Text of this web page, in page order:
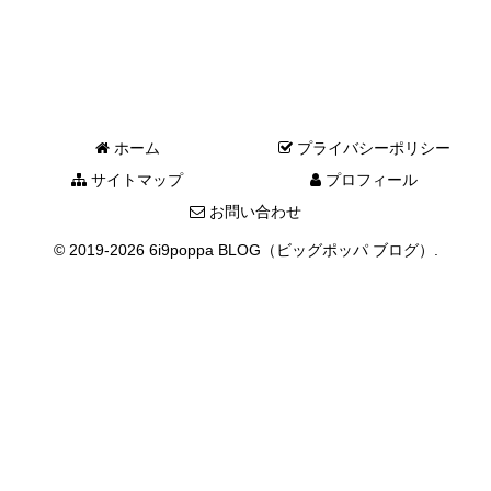
ホーム
プライバシーポリシー
サイトマップ
プロフィール
お問い合わせ
© 2019-2026 6i9poppa BLOG（ビッグポッパ ブログ）.